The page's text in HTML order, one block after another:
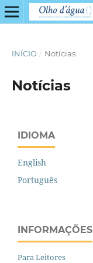
INÍCIO / Notícias
Notícias
IDIOMA
English
Português
INFORMAÇÕES
Para Leitores